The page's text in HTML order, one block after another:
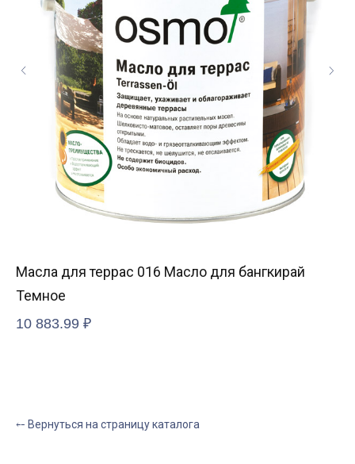
Масла для террас 016 Масло для бангкирай
Темное
10 883.99 ₽
⤌ Вернуться на страницу каталога